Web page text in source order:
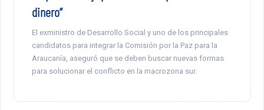
dinero”
El exministro de Desarrollo Social y uno de los principales
candidatos para integrar la Comisión por la Paz para la
Araucanía, aseguró que se deben buscar nuevas formas
para solucionar el conflicto en la macrozona sur.